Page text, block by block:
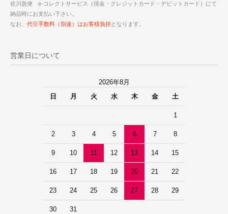
佐川急便 e-コレクトサービス（現金・クレジットカード・デビットカード）にて
納品時にお支払い下さい。
なお、 代引手数料（別途）はお客様負担 となります。
営業日について
2026年8月
日
月 火 水 木 金 土
1
2 3 4 5 6 7 8
9 10 11 12 13 14 15
16 17 18 19 20 21 22
23 24 25 26 27 28 29
30 31